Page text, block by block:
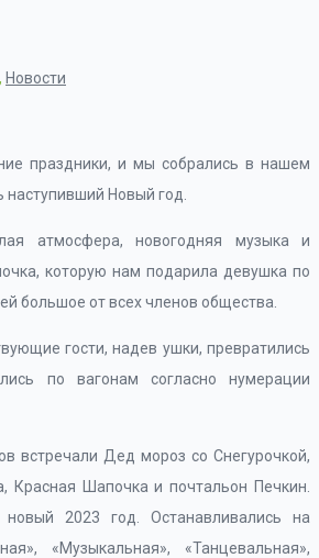
, Новости
праздники, и мы собрались в нашем
Новый год.
атмосфера, новогодняя музыка и
которую нам подарила девушка по
большое от всех членов общества.
гости, надев ушки, превратились
по вагонам согласно нумерации
встречали Дед мороз со Снегурочкой,
Красная Шапочка и почтальон Печкин.
2023 год. Останавливались на
«Музыкальная», «Танцевальная»,